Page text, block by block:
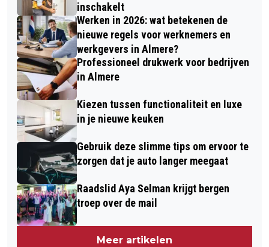
inschakelt
Werken in 2026: wat betekenen de
nieuwe regels voor werknemers en
werkgevers in Almere?
Professioneel drukwerk voor bedrijven
in Almere
Kiezen tussen functionaliteit en luxe
in je nieuwe keuken
Gebruik deze slimme tips om ervoor te
zorgen dat je auto langer meegaat
Raadslid Aya Selman krijgt bergen
troep over de mail
Meer artikelen